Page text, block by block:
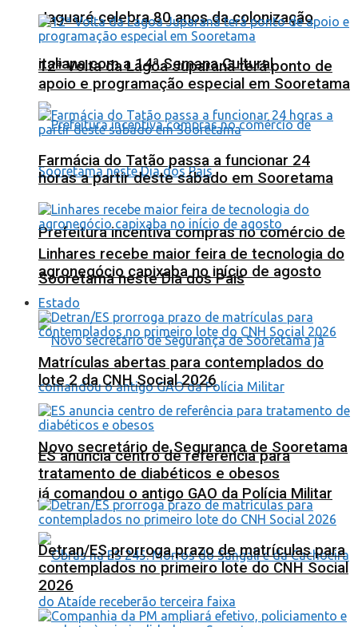
Jaguaré celebra 80 anos da colonização
italiana com a 14ª Semana Cultural
Prefeitura incentiva compras no comércio de
Sooretama neste Dia dos Pais
Novo secretário de Segurança de Sooretama
já comandou o antigo GAO da Polícia Militar
12ª Volta da Lagoa Juparanã terá ponto de
apoio e programação especial em Sooretama
Farmácia do Tatão passa a funcionar 24
horas a partir deste sábado em Sooretama
Linhares recebe maior feira de tecnologia do
agronegócio capixaba no início de agosto
Estado
Matrículas abertas para contemplados do
lote 2 da CNH Social 2026
ES anuncia centro de referência para
tratamento de diabéticos e obesos
Detran/ES prorroga prazo de matrículas para
contemplados no primeiro lote do CNH Social
2026